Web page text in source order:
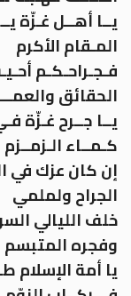
يــا أهــل غـزّة
المـقام الأكرم
فـجـراحـكـم
الحقائق
يــا جــرح غـزّة
كـمــاء الـزمــزم
إن كان عزك في
الجراح ولملمي
خلف الليالي
وفجره المتبسم
يا أمة الإسلام